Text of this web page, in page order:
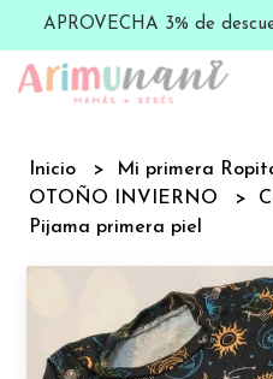
APROVECHA 3% de
Inicio
Mi primera
OTOÑO INVIERNO
Pijama primera piel